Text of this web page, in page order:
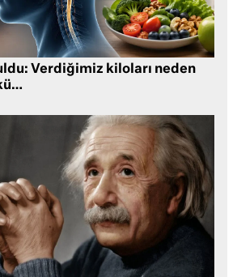
Verdiğimiz kiloları neden